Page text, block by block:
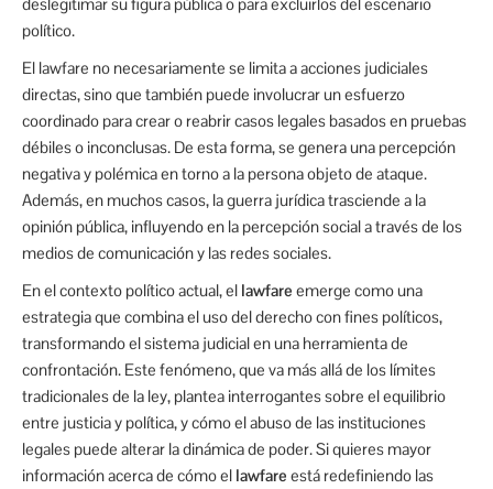
político.
El lawfare no necesariamente se limita a acciones judiciales
directas, sino que también puede involucrar un esfuerzo
coordinado para crear o reabrir casos legales basados en pruebas
débiles o inconclusas. De esta forma, se genera una percepción
negativa y polémica en torno a la persona objeto de ataque.
Además, en muchos casos, la guerra jurídica trasciende a la
opinión pública, influyendo en la percepción social a través de los
medios de comunicación y las redes sociales.
En el contexto político actual, el lawfare emerge como una
estrategia que combina el uso del derecho con fines políticos,
transformando el sistema judicial en una herramienta de
confrontación. Este fenómeno, que va más allá de los límites
tradicionales de la ley, plantea interrogantes sobre el equilibrio
entre justicia y política, y cómo el abuso de las instituciones
legales puede alterar la dinámica de poder. Si quieres mayor
información acerca de cómo el lawfare está redefiniendo las